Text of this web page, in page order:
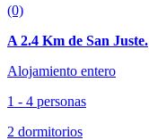
(0)
A 2.4 Km de San Juste.
Alojamiento entero
1 - 4 personas
2 dormitorios